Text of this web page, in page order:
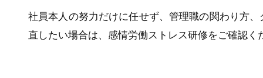
社員本人の努力だけに任せず、管理職の関わり方
直したい場合は、感情労働ストレス研修をご確認く